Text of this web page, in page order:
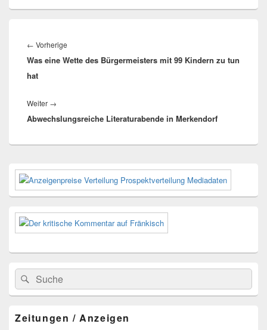
← Vorherige
Beitrag:
Was eine Wette des Bürgermeisters mit 99 Kindern zu tun
hat
Weiter →
Beitrag:
Abwechslungsreiche Literaturabende in Merkendorf
Primärer
Seitenleisten-
Widgetbereich
Suchen
nach:
Suchen
Zeitungen / Anzeigen